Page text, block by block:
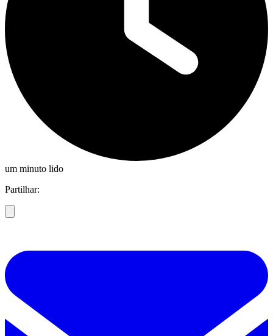
um minuto lido
Partilhar: